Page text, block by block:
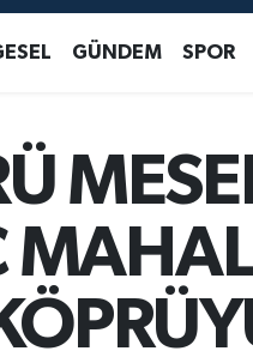
BİST100
BITCOIN
GÜNDEM SPOR